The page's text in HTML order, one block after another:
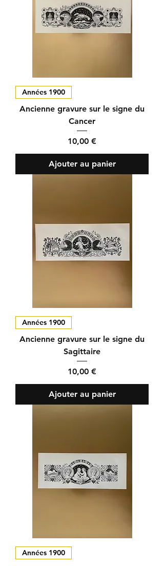
Années 1900
Ancienne gravure sur le signe du
Cancer
Prix
10,00 €
Ajouter au panier
Années 1900
Ancienne gravure sur le signe du
Sagittaire
Prix
10,00 €
Ajouter au panier
Années 1900